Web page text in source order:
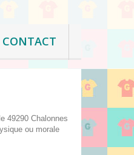
CONTACT
49290 Chalonnes
ou morale